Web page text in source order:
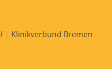
| Klinikverbund Bremen